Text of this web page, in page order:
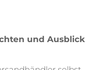
und Ausblick